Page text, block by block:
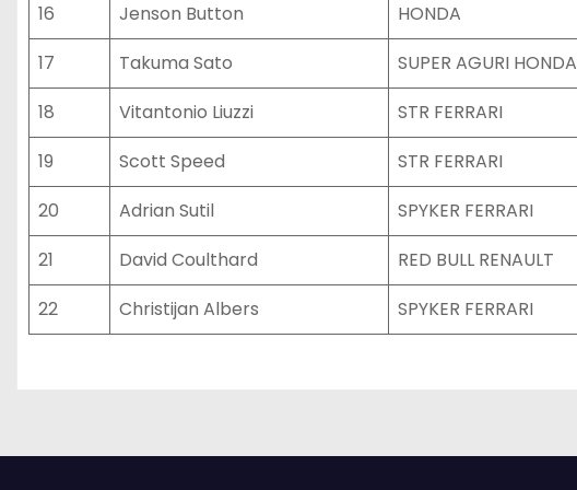
16 Jenson Button HONDA
17
Takuma Sato SUPER AGURI HONDA
18
Vitantonio Liuzzi STR FERRARI
19
Scott Speed STR FERRARI
20
Adrian Sutil SPYKER FERRARI
21
David Coulthard RED BULL RENAULT
22
Christijan Albers SPYKER FERRARI